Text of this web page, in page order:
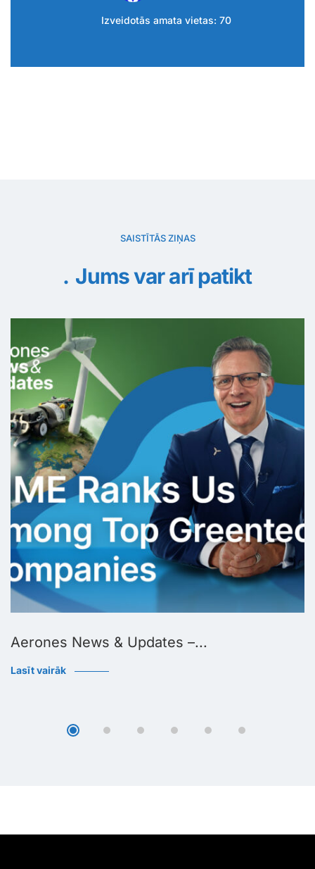
Izveidotās amata vietas: 70
SAISTĪTĀS ZIŅAS
Jums var arī patikt
Aerones News & Updates –...
Lasīt vairāk